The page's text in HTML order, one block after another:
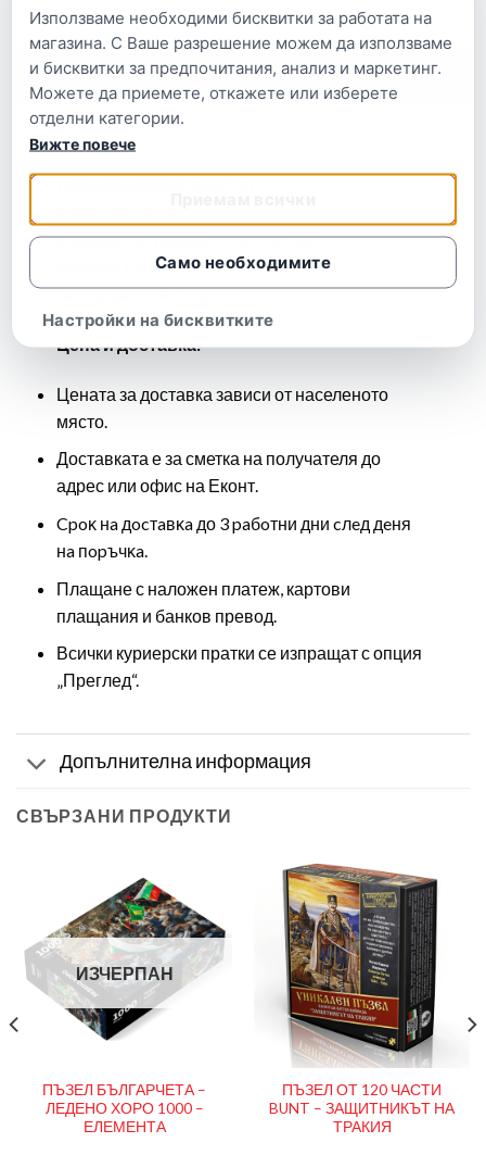
Описание
Размер на пъзела:31.5×22.5 см.
Размер на кутията:27×21.5×4.8 cм.
За възраст:4+ години
Цена и доставка:
Цената за доставка зависи от населеното
място.
Доставката е за сметка на получателя до
адрес или офис на Еконт.
Cpoĸ нa дocтaвĸa до 3 paбoтни дни cлeд дeня
нa пopъчĸa.
Плащане с наложен платеж, картови
плащания и банков превод.
Всички куриерски пратки се изпращат с опция
„Преглед“.
Допълнителна информация
СВЪРЗАНИ ПРОДУКТИ
ИЗЧЕРПАН
ПЪЗЕЛ БЪЛГАРЧЕТА –
ЛЕДЕНО ХОРО 1000 –
ЕЛЕМЕНТА
ПЪЗЕЛ ОТ 120 ЧАСТИ
BUNT – ЗАЩИТНИКЪТ НА
ТРАКИЯ
Използваме необходими бисквитки за работата на
магазина. С Ваше разрешение можем да използваме
и бисквитки за предпочитания, анализ и маркетинг.
Можете да приемете, откажете или изберете
отделни категории.
Само необходимите
Настройки на бисквитките
Вижте повече